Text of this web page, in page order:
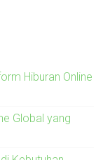
Hiburan Online
Global yang